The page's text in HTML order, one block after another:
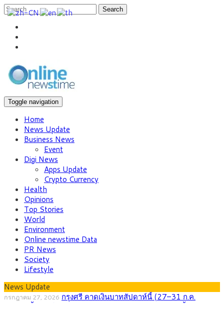
Search
Toggle navigation
Home
News Update
Business News
Event
Digi News
Apps Update
Crypto Currency
Health
Opinions
Top Stories
World
Environment
Online newstime Data
PR News
Society
Lifestyle
News Update
กรกฎาคม 27, 2026 กรุงศรี คาดเงินบาทสัปดาห์นี้ (27–31 ก.ค.